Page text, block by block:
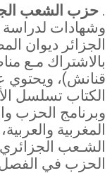
. حزب الشعب
وشهادات لدراسة
بالاشتراك مـع
قنانش)، ويحتوي على
الكتاب تسلسل
وبرنامج الحزب
المغربية
الشـعب
الحزب في